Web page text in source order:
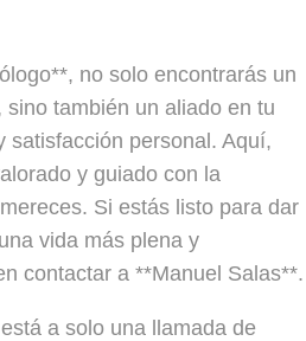
no solo encontrarás un
también un aliado en tu
satisfacción personal. Aquí,
y guiado con la
Si estás listo para dar
vida más plena y
contactar a **Manuel Salas**.
a solo una llamada de